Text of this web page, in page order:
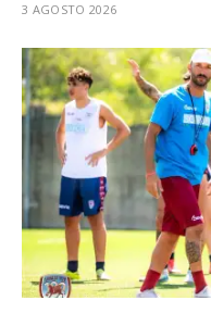
3 AGOSTO 2026